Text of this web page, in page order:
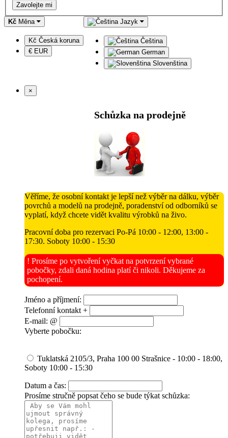
Zavolejte mi
Kč Měna
Kč Česká koruna
€ EUR
Jazyk
Čeština
German
Slovenština
×
Schůzka na prodejně
Věříme, že osobní kontakt je lepší než výběr na dálku, výběr
povrchů a modelů na prodejně, poradenství od odborníků se
vyplatí, když chcete vidět kvalitu výrobků na živo.
Pracovní doba pro rezervaci Po-Pá 10:00 - 12:00, 13:00 -
17:30. Soboty 10:00 - 15:30
! Prosíme po vytvoření vyčkat na potvrzení vybrané
pobočky, zdali daná hodina platí či nikoli. Děkujeme za
pochopení.
Jméno a příjmení:
Telefonní kontakt +
E-mail: @
Vyberte pobočku:
Tuklatská 2105/3, Praha 100 00 Strašnice - 10:00 - 18:00,
Soboty 10:00 - 15:30
Datum a čas:
Prosíme stručně popsat čeho se bude týkat schůzka: